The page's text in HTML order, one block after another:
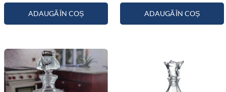
a
l
h
e
m
ADAUGĂ ÎN COȘ ADAUGĂ ÎN COȘ